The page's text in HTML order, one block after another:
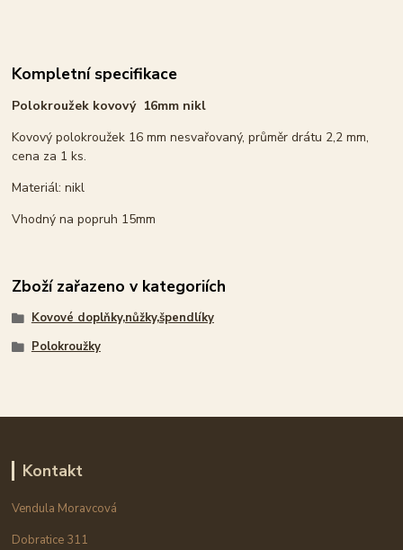
Kompletní specifikace
Polokroužek kovový 16mm nikl
Kovový polokroužek 16 mm nesvařovaný, průměr drátu 2,2 mm,
cena za 1 ks.
Materiál: nikl
Vhodný na popruh 15mm
Zboží zařazeno v kategoriích
Kovové doplňky,nůžky,špendlíky
Polokroužky
Kontakt
Vendula Moravcová
Dobratice 311